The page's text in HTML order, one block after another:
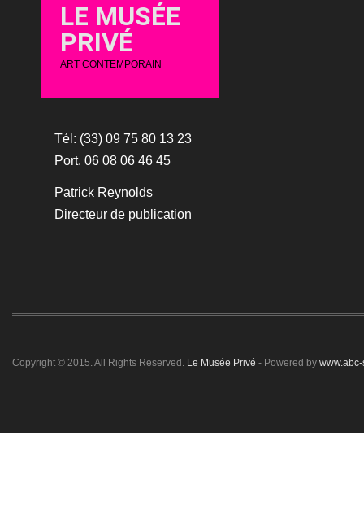
LE MUSÉE
PRIVÉ
ART CONTEMPORAIN
Tél: (33) 09 75 80 13 23
Port. 06 08 06 46 45
Patrick Reynolds
Directeur de publication
Copyright © 2015. All Rights Reserved. Le Musée Privé - Powered by